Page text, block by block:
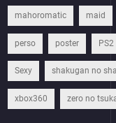
mahoromatic maid
perso poster PS2
Sexy shakugan no
xbox360 zero no